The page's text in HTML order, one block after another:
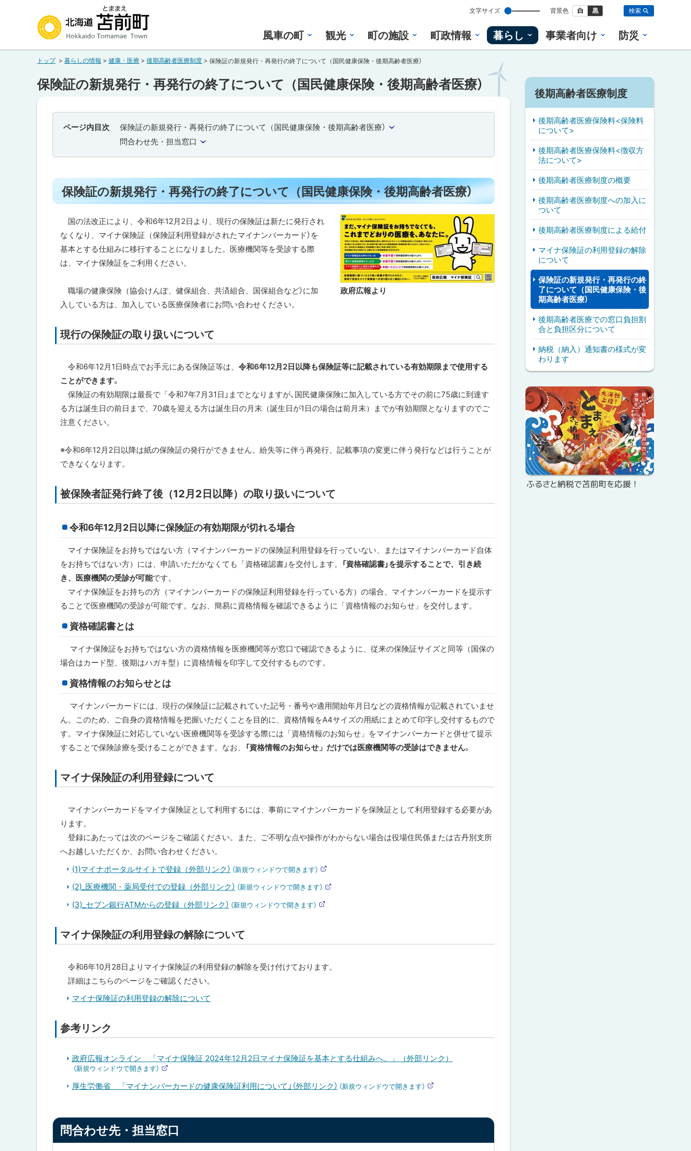
メ
北海道苫前町
Hokkaido Tomamae Town
設
定
文字サイズ 背景色 白 黒 検索
風車の町 観光 町の施設 町政情報 暮らし 事業者向け 防災
トップ 暮らしの情報 健康・医療 後期高齢者医療制度 保険証の新規発行・再発行の終了について（国民健康保険・後期高齢者医療）
保険証の新規発行・再発行の終了について（国民健康保険・後期高齢者医療）
ページ内目次
保険証の新規発行・再発行の終了について（国民健康保険・後期高齢者医療）
問合わせ先・担当窓口
保険証の新規発行・再発行の終了について（国民健康保険・後期高齢者医療）
政府広報より
国の法改正により、令和6年12月2日より、現行の保険証は新たに発行され
なくなり、マイナ保険証（保険証利用登録がされたマイナンバーカード）を
基本とする仕組みに移行することになりました。医療機関等を受診する際
は、マイナ保険証をご利用ください。
職場の健康保険（協会けんぽ、健保組合、共済組合、国保組合など）に加
入している方は、加入している医療保険者にお問い合わせください。
現行の保険証の取り扱いについて
令和6年12月1日時点でお手元にある保険証等は、 令和6年12月2日以降も保険証等に記載されている有効期限まで使用する
ことができます。
保険証の有効期限は最長で「令和7年7月31日」までとなりますが、国民健康保険に加入している方でその前に75歳に到達す
る方は誕生日の前日まで、70歳を迎える方は誕生日の月末（誕生日が1日の場合は前月末）までが有効期限となりますのでご
注意ください。
※令和6年12月2日以降は紙の保険証の発行ができません。紛失等に伴う再発行、記載事項の変更に伴う発行などは行うことが
できなくなります。
被保険者証発行終了後（12月2日以降）の取り扱いについて
令和6年12月2日以降に保険証の有効期限が切れる場合
マイナ保険証をお持ちではない方（マイナンバーカードの保険証利用登録を行っていない、またはマイナンバーカード自体
をお持ちではない方）には、申請いただかなくても「資格確認書」を交付します。
「資格確認書」を提示することで、引き続
き、医療機関の受診が可能です。
マイナ保険証をお持ちの方（マイナンバーカードの保険証利用登録を行っている方）の場合、マイナンバーカードを提示す
ることで医療機関の受診が可能です。なお、簡易に資格情報を確認できるように「資格情報のお知らせ」を交付します。
資格確認書とは
マイナ保険証をお持ちではない方の資格情報を医療機関等が窓口で確認できるように、従来の保険証サイズと同等（国保の
場合はカード型、後期はハガキ型）に資格情報を印字して交付するものです。
資格情報のお知らせとは
マイナンバーカードには、現行の保険証に記載されていた記号・番号や適用開始年月日などの資格情報が記載されていませ
ん。このため、ご自身の資格情報を把握いただくことを目的に、資格情報をA4サイズの用紙にまとめて印字し交付するもので
す。マイナ保険証に対応していない医療機関等を受診する際には「資格情報のお知らせ」をマイナンバーカードと併せて提示
することで保険診療を受けることができます。なお、
「資格情報のお知らせ」だけでは医療機関等の受診はできません。
マイナ保険証の利用登録について
マイナンバーカードをマイナ保険証として利用するには、事前にマイナンバーカードを保険証として利用登録する必要があ
ります。
登録にあたっては次のページをご確認ください。また、ご不明な点や操作がわからない場合は役場住民係または古丹別支所
へお越しいただくか、お問い合わせください。
(1)マイナポータルサイトで登録（外部リンク） （新規ウィンドウで開きます）
部
サ
イ
ト
(2)_医療機関・薬局受付での登録（外部リンク） （新規ウィンドウで開きます）
部
(3)_セブン銀行ATMからの登録（外部リンク） （新規ウィンドウで開きます）
ト
マイナ保険証の利用登録の解除について
令和6年10月28日よりマイナ保険証の利用登録の解除を受け付けております。
詳細はこちらのページをご確認ください。
マイナ保険証の利用登録の解除について
参考リンク
政府広報オンライン 「マイナ保険証 2024年12月2日マイナ保険証を基本とする仕組みへ。」（外部リンク）
（新規ウィンドウで開きます）
部
サ
厚生労働省 「マイナンバーカードの健康保険証利用について」（外部リンク） （新規ウィンドウで開きます）
イ
ト
ッ
問合わせ先・担当窓口
後期高齢者医療制度
後期高齢者医療保険料<保険料
について>
後期高齢者医療保険料<徴収方
法について>
後期高齢者医療制度の概要
後期高齢者医療制度への加入に
ついて
後期高齢者医療制度による給付
マイナ保険証の利用登録の解除
について
保険証の新規発行・再発行の終
了について（国民健康保険・後
期高齢者医療）
後期高齢者医療での窓口負担割
合と負担区分について
納税（納入）通知書の様式が変
わります
サ
イ
ド
・
メ
ニ
ピ
ッ
ク
ア
ッ
プ
ふるさと納税で苫前町を応援！
戻